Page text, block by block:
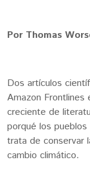
Por Thomas
Dos artículos
Amazon Frontlines
creciente de
porqué los
trata de conservar
cambio climático.